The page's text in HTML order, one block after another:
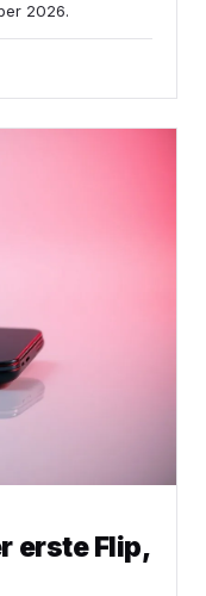
2026.
erste Flip,